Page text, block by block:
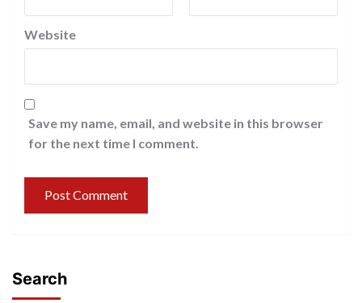
Website
Save my name, email, and website in this browser
for the next time I comment.
Search